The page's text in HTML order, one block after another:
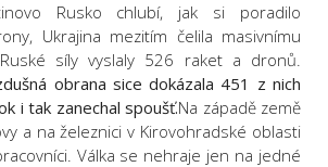
Rusko chlubí, jak si poradilo
Ukrajina mezitím čelila masivnímu
síly vyslaly 526 raket a dronů.
obrana sice dokázala 451 z nich
i tak zanechal spoušť.Na západě země
a na železnici v Kirovohradské oblasti
Válka se nehraje jen na jedné